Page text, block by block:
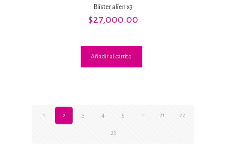
Blíster alíen x3
$27,000.00
Añadir al carrito
1 2 3 4 5 … 21 22
23